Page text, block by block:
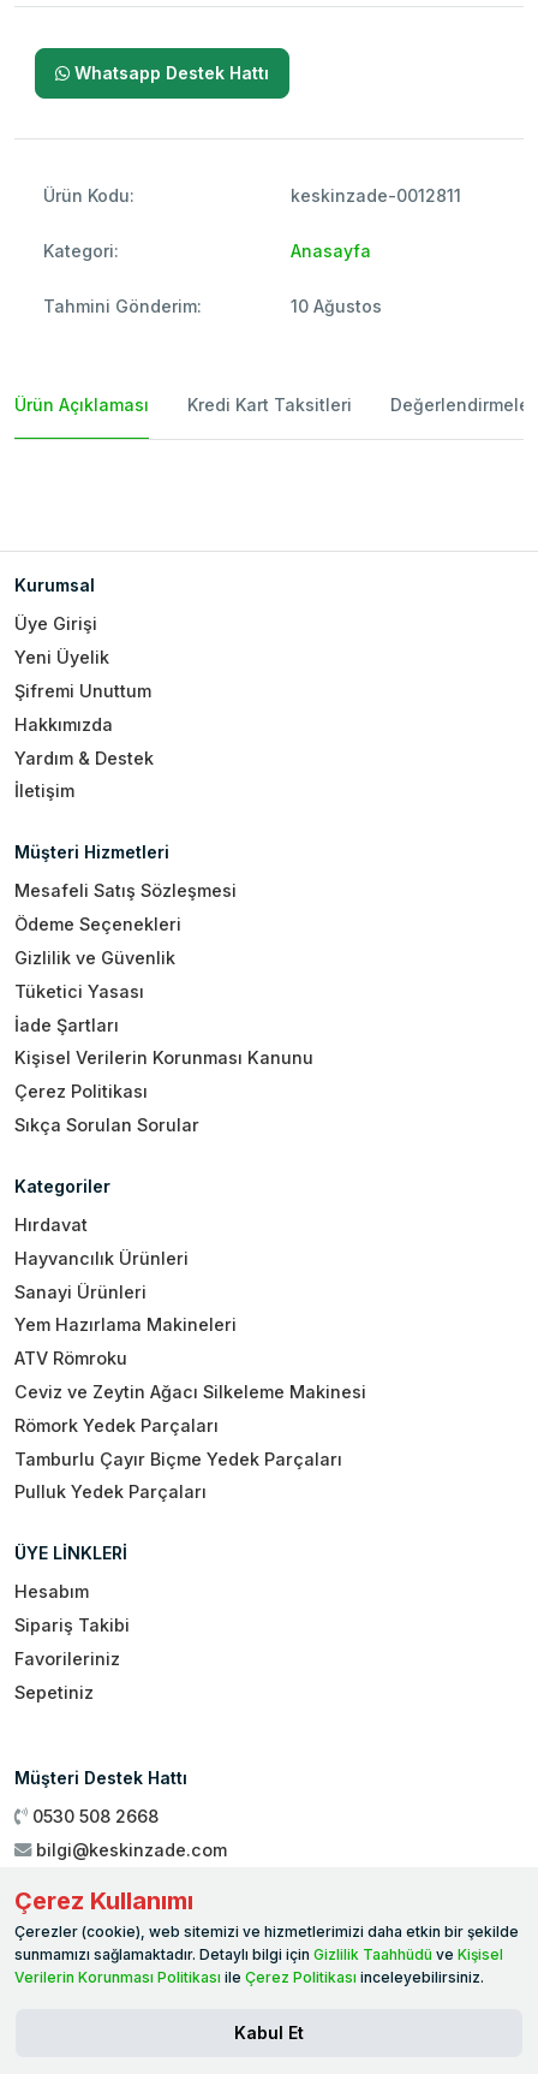
Whatsapp Destek Hattı
Ürün Kodu: keskinzade-0012811
Kategori: Anasayfa
Tahmini Gönderim: 10 Ağustos
Ürün Açıklaması Kredi Kart Taksitleri Değerlendirmeler
Kurumsal
Üye Girişi
Yeni Üyelik
Şifremi Unuttum
Hakkımızda
Yardım & Destek
İletişim
Müşteri Hizmetleri
Mesafeli Satış Sözleşmesi
Ödeme Seçenekleri
Gizlilik ve Güvenlik
Tüketici Yasası
İade Şartları
Kişisel Verilerin Korunması Kanunu
Çerez Politikası
Sıkça Sorulan Sorular
Kategoriler
Hırdavat
Hayvancılık Ürünleri
Sanayi Ürünleri
Yem Hazırlama Makineleri
ATV Römroku
Ceviz ve Zeytin Ağacı Silkeleme Makinesi
Römork Yedek Parçaları
Tamburlu Çayır Biçme Yedek Parçaları
Pulluk Yedek Parçaları
ÜYE LİNKLERİ
Hesabım
Sipariş Takibi
Favorileriniz
Sepetiniz
Müşteri Destek Hattı
0530 508 2668
bilgi@keskinzade.com
Genel Merkez: Yükseliş Mah. 1461. Sokak No:2/1 19 Mayıs
Ballıca / SAMSUN
Çerez Kullanımı
Çerezler (cookie), web sitemizi ve hizmetlerimizi daha etkin bir şekilde
sunmamızı sağlamaktadır. Detaylı bilgi için Gizlilik Taahhüdü ve Kişisel
Verilerin Korunması Politikası ile Çerez Politikası inceleyebilirsiniz.
Kabul Et